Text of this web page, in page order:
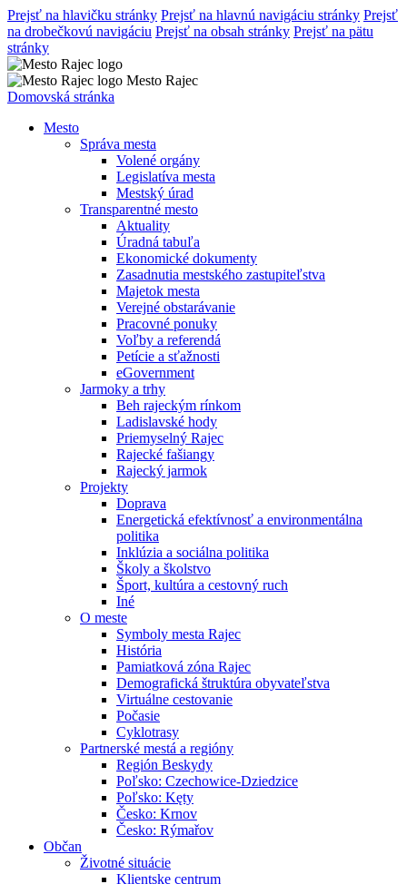
Prejsť na hlavičku stránky Prejsť na hlavnú navigáciu stránky Prejsť
na drobečkovú navigáciu Prejsť na obsah stránky Prejsť na pätu
stránky
Mesto Rajec
Domovská stránka
Mesto
Správa mesta
Volené orgány
Legislatíva mesta
Mestský úrad
Transparentné mesto
Aktuality
Úradná tabuľa
Ekonomické dokumenty
Zasadnutia mestského zastupiteľstva
Majetok mesta
Verejné obstarávanie
Pracovné ponuky
Voľby a referendá
Petície a sťažnosti
eGovernment
Jarmoky a trhy
Beh rajeckým rínkom
Ladislavské hody
Priemyselný Rajec
Rajecké fašiangy
Rajecký jarmok
Projekty
Doprava
Energetická efektívnosť a environmentálna
politika
Inklúzia a sociálna politika
Školy a školstvo
Šport, kultúra a cestovný ruch
Iné
O meste
Symboly mesta Rajec
História
Pamiatková zóna Rajec
Demografická štruktúra obyvateľstva
Virtuálne cestovanie
Počasie
Cyklotrasy
Partnerské mestá a regióny
Región Beskydy
Poľsko: Czechowice-Dziedzice
Poľsko: Kęty
Česko: Krnov
Česko: Rýmařov
Občan
Životné situácie
Klientske centrum